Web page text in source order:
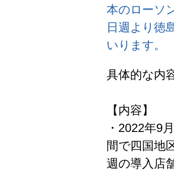
本のローソ
日週より徳
いります。
具体的な内
【内容】
・2022年9
間で四国地
週の導入店